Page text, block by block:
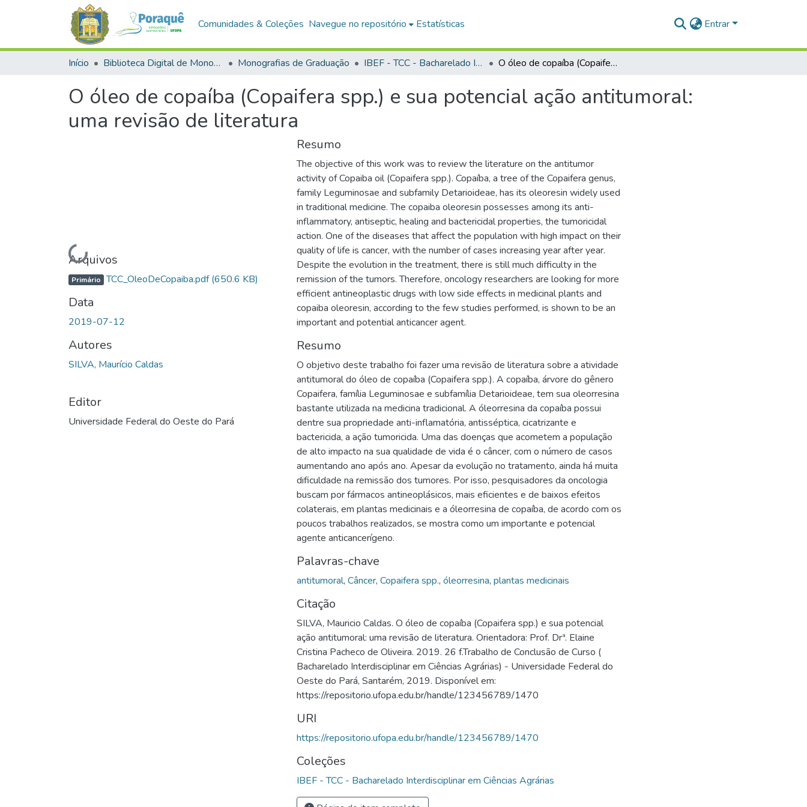
Comunidades & Coleções Navegue no repositório Estatísticas Entrar
Início Biblioteca Digital de Monografias (BDM) Monografias de Graduação IBEF - TCC - Bacharelado Interdisciplinar em Ciências Agrárias O óleo de copaíba (Copaifera spp.) e sua potencial ação antitumoral: uma revisão de literatura
O óleo de copaíba (Copaifera spp.) e sua potencial ação antitumoral:
uma revisão de literatura
Carregando...
Arquivos
Primário TCC_OleoDeCopaiba.pdf(650.6 KB)
Data
2019-07-12
Autores
SILVA, Maurício Caldas
Editor
Universidade Federal do Oeste do Pará
Resumo
The objective of this work was to review the literature on the antitumor
activity of Copaiba oil (Copaifera spp.). Copaíba, a tree of the Copaifera genus,
family Leguminosae and subfamily Detarioideae, has its oleoresin widely used
in traditional medicine. The copaiba oleoresin possesses among its anti-
inflammatory, antiseptic, healing and bactericidal properties, the tumoricidal
action. One of the diseases that affect the population with high impact on their
quality of life is cancer, with the number of cases increasing year after year.
Despite the evolution in the treatment, there is still much difficulty in the
remission of the tumors. Therefore, oncology researchers are looking for more
efficient antineoplastic drugs with low side effects in medicinal plants and
copaiba oleoresin, according to the few studies performed, is shown to be an
important and potential anticancer agent.
Resumo
O objetivo deste trabalho foi fazer uma revisão de literatura sobre a atividade
antitumoral do óleo de copaíba (Copaifera spp.). A copaíba, árvore do gênero
Copaifera, família Leguminosae e subfamília Detarioideae, tem sua oleorresina
bastante utilizada na medicina tradicional. A óleorresina da copaíba possui
dentre sua propriedade anti-inflamatória, antisséptica, cicatrizante e
bactericida, a ação tumoricida. Uma das doenças que acometem a população
de alto impacto na sua qualidade de vida é o câncer, com o número de casos
aumentando ano após ano. Apesar da evolução no tratamento, ainda há muita
dificuldade na remissão dos tumores. Por isso, pesquisadores da oncologia
buscam por fármacos antineoplásicos, mais eficientes e de baixos efeitos
colaterais, em plantas medicinais e a óleorresina de copaíba, de acordo com os
poucos trabalhos realizados, se mostra como um importante e potencial
agente anticancerígeno.
Palavras-chave
antitumoral, Câncer, Copaifera spp., óleorresina, plantas medicinais
Citação
SILVA, Mauricio Caldas. O óleo de copaíba (Copaifera spp.) e sua potencial
ação antitumoral: uma revisão de literatura. Orientadora: Prof. Drª. Elaine
Cristina Pacheco de Oliveira. 2019. 26 f.Trabalho de Conclusão de Curso (
Bacharelado Interdisciplinar em Ciências Agrárias) - Universidade Federal do
Oeste do Pará, Santarém, 2019. Disponível em:
https://repositorio.ufopa.edu.br/handle/123456789/1470
URI
https://repositorio.ufopa.edu.br/handle/123456789/1470
Coleções
IBEF - TCC - Bacharelado Interdisciplinar em Ciências Agrárias